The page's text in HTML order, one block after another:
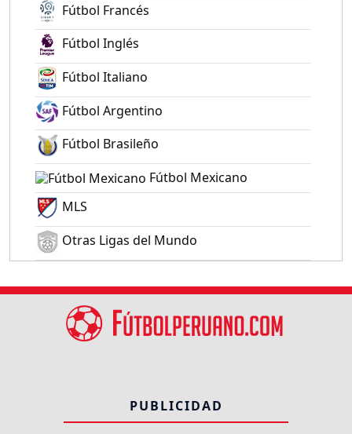
Fútbol Francés
Fútbol Inglés
Fútbol Italiano
Fútbol Argentino
Fútbol Brasileño
Fútbol Mexicano
MLS
Otras Ligas del Mundo
PUBLICIDAD